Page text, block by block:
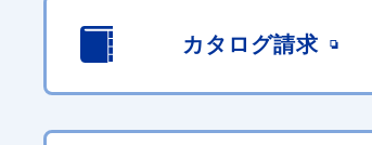
カタログ請求